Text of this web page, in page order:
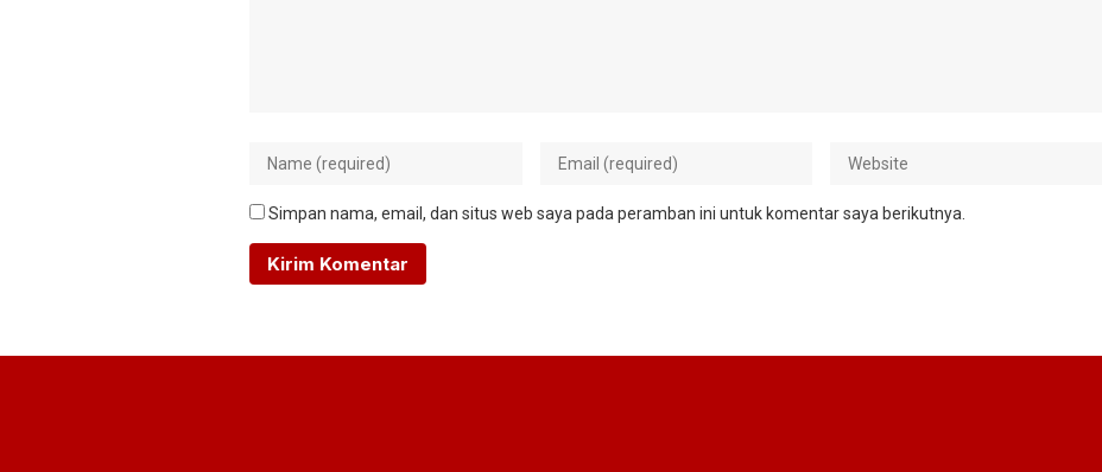
Simpan nama, email, dan situs web saya pada peramban ini untuk komentar saya berikutnya.